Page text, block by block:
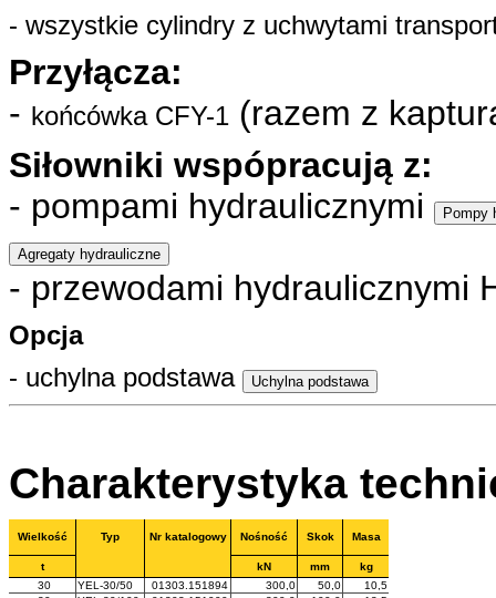
- wszystkie cylindry z uchwytami
Przyłącza:
- końcówka CFY-1 (razem z
Siłowniki wspópracują z:
- pompami hydraulicznymi
- przewodami hydraulicznymi
Opcja
- uchylna podstawa
Charakterystyka
Wielkość Typ Nr katalogowy Nośność Skok Masa
t kN mm
kg
30
YEL-30/50 01303.151894 300,0 50,0
10,5